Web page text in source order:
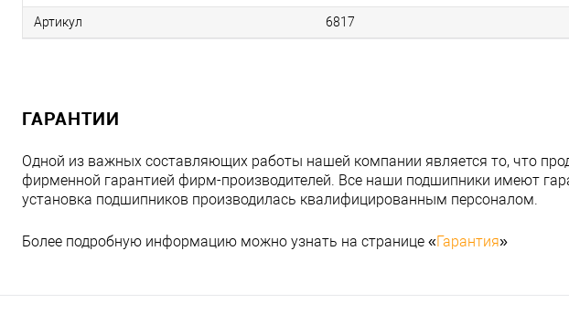
Артикул 6817
ГАРАНТИИ
Одной из важных составляющих работы нашей компании является то, что
фирменной гарантией фирм-производителей. Все наши подшипники имеют
установка подшипников производилась квалифицированным персоналом.
Более подробную информацию можно узнать на странице «Гарантия»